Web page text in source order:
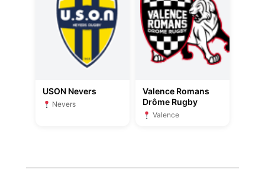
USON Nevers
Nevers
Valence Romans
Drôme Rugby
Valence